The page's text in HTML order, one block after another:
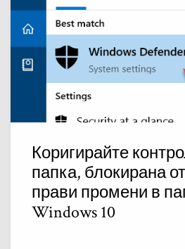
Коригирайте
папка, блокирана
прави промени в
Windows 10